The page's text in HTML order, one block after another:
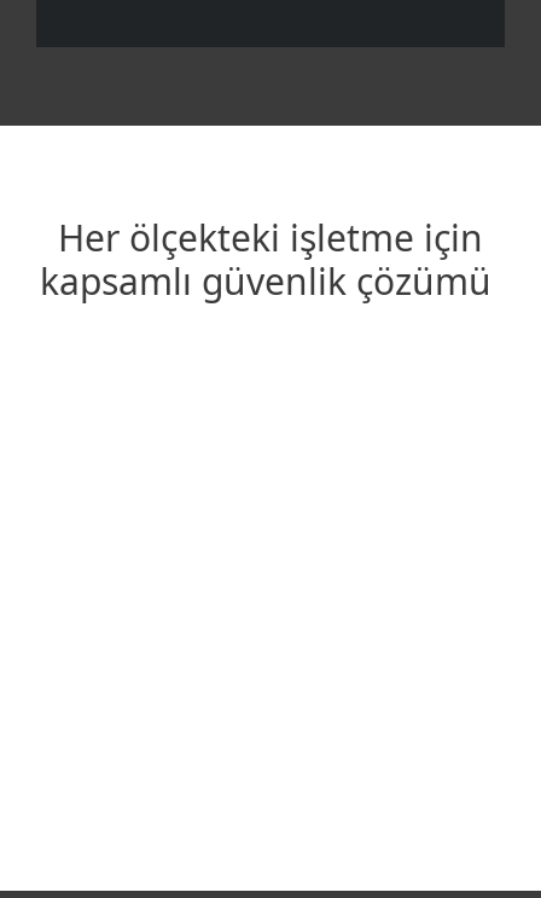
Her ölçekteki işletme için
kapsamlı güvenlik çözümü